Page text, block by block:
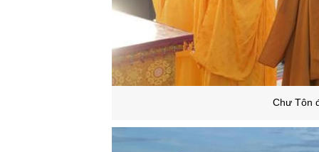
Chư Tôn